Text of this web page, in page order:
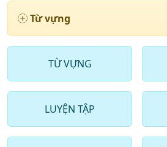
15. Địa lí & thiên văn với Những
16. Chủ đề động từ thường
. Chủ đề động từ thường
18. Chủ đề động từ thường
. Chủ đề động từ thường dùng
20. Chủ đề động từ thường
Từ vựng
TỪ VỰNG
LUYỆN TẬP